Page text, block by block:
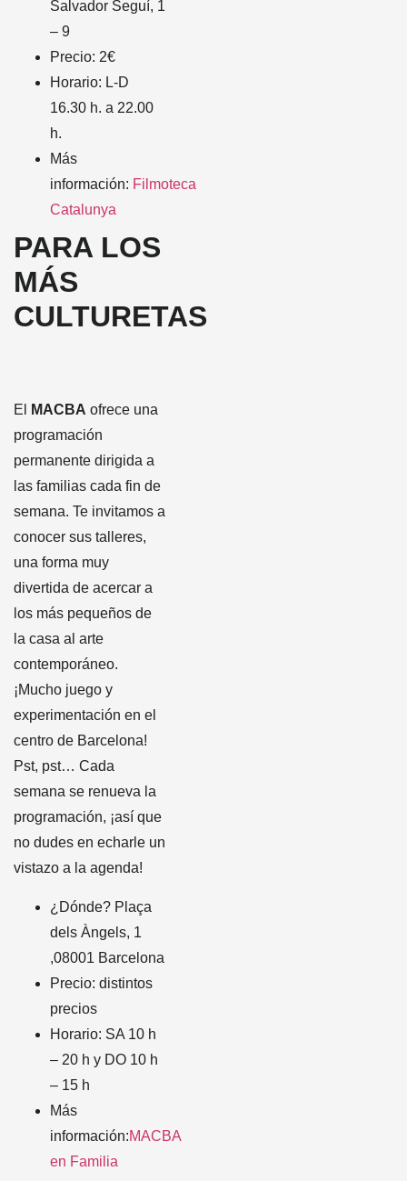
Salvador Seguí, 1
– 9
Precio: 2€
Horario: L-D
16.30 h. a 22.00
h.
Más
información: Filmoteca
Catalunya
PARA LOS
MÁS
CULTURETAS
El MACBA ofrece una
programación
permanente dirigida a
las familias cada fin de
semana. Te invitamos a
conocer sus talleres,
una forma muy
divertida de acercar a
los más pequeños de
la casa al arte
contemporáneo.
¡Mucho juego y
experimentación en el
centro de Barcelona!
Pst, pst… Cada
semana se renueva la
programación, ¡así que
no dudes en echarle un
vistazo a la agenda!
¿Dónde? Plaça
dels Àngels, 1
,08001 Barcelona
Precio: distintos
precios
Horario: SA 10 h
– 20 h y DO 10 h
– 15 h
Más
información:MACBA
en Familia